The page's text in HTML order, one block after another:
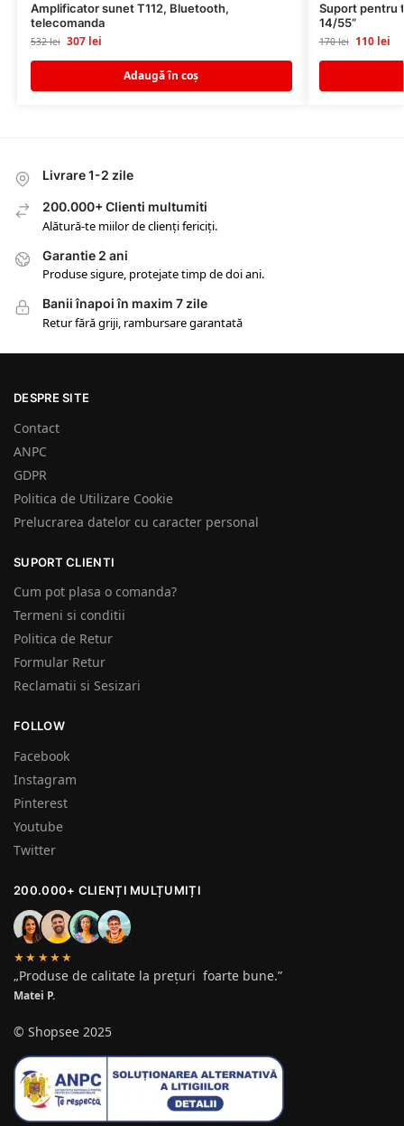
Amplificator sunet T112, Bluetooth,
telecomanda
532lei 307 lei
Adaugă în coș
Suport pentru
14/55”
170lei 110 lei
Livrare 1-2 zile
200.000+ Clienti multumiti
Alătură-te miilor de clienți fericiți.
Garantie 2 ani
Produse sigure, protejate timp de doi ani.
Banii înapoi în maxim 7 zile
Retur fără griji, rambursare garantată
DESPRE SITE
Contact
ANPC
GDPR
Politica de Utilizare Cookie
Prelucrarea datelor cu caracter personal
SUPORT CLIENTI
Cum pot plasa o comanda?
Termeni si conditii
Politica de Retur
Formular Retur
Reclamatii si Sesizari
FOLLOW
Facebook
Instagram
Pinterest
Youtube
Twitter
200.000+ CLIENȚI MULȚUMIȚI
★★★★★
„Produse de calitate la prețuri foarte bune.”
Matei P.
© Shopsee 2025